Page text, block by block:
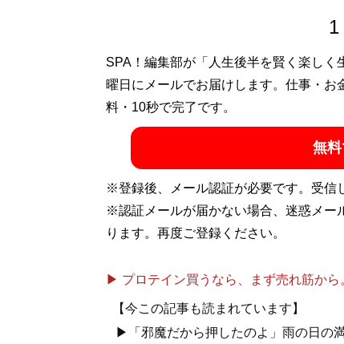
1
SPA！編集部が「人生後半を賢く楽し
曜日にメールでお届けします。仕事・
料・10秒で完了です。
無
※登録後、メール認証が必要です。受信
※認証メールが届かない場合、迷惑メー
ります。再度ご登録ください。
▶ プロテイン買うなら、まず売れ筋から
【今この記事も読まれています】
▶「邪魔だから押したのよ」雨の日の